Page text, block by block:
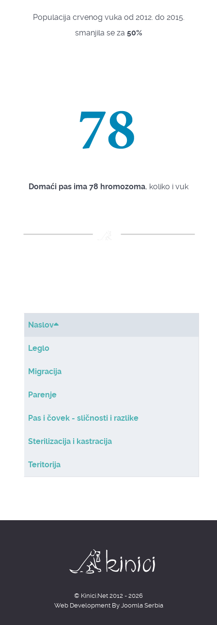
Populacija crvenog vuka od 2012. do 2015.
smanjila se za 50%
Domaći pas ima 78 hromozoma, koliko i vuk
Naslov
Leglo
Migracija
Parenje
Pas i čovek - sličnosti i razlike
Sterilizacija i kastracija
Teritorija
© Kinici.Net 2012 - 2026
Web Development By Joomla Serbia